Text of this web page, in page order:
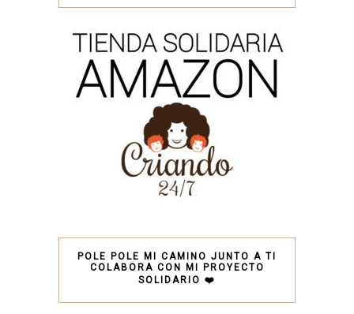
POLE POLE MI CAMINO JUNTO A TI
COLABORA CON MI PROYECTO
SOLIDARIO ❤️